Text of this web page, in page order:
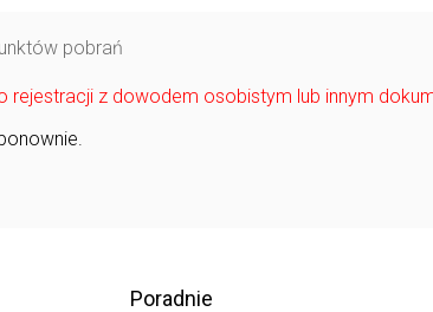
pobrań
rejestracji z dowodem osobistym lub innym
Poradnie